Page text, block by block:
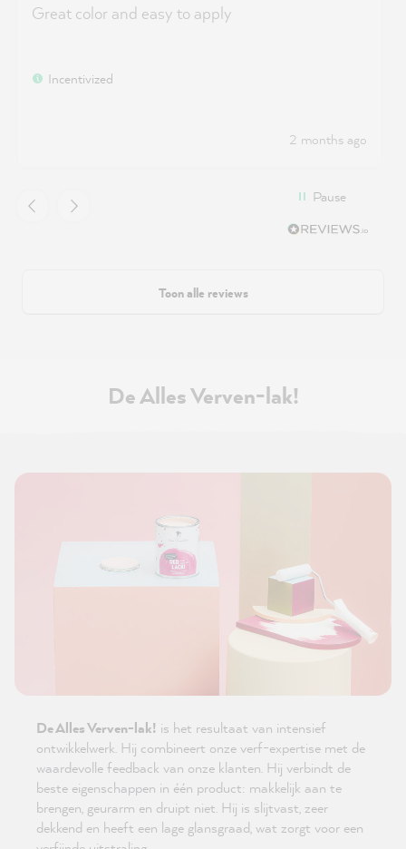
Great color and easy to apply
Incentivized
2 months ago
Pause
Toon alle reviews
De Alles Verven-lak!
De Alles Verven-lak! is het resultaat van intensief
ontwikkelwerk. Hij combineert onze verf-expertise met de
waardevolle feedback van onze klanten. Hij verbindt de
beste eigenschappen in één product: makkelijk aan te
brengen, geurarm en druipt niet. Hij is slijtvast, zeer
dekkend en heeft een lage glansgraad, wat zorgt voor een